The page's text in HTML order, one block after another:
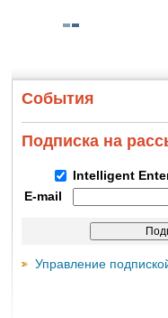
События
Подписка на
Intelligent
E-mail
Управление